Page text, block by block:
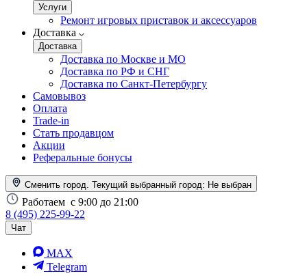
Услуги
Ремонт игровых приставок и аксессуаров
Доставка
Доставка
Доставка по Москве и МО
Доставка по РФ и СНГ
Доставка по Санкт-Петербургу
Самовывоз
Оплата
Trade-in
Стать продавцом
Акции
Реферальные бонусы
Сменить город. Текущий выбранный город: Не выбран
Работаем с 9:00 до 21:00
8 (495) 225-99-22
Чат
MAX
Telegram